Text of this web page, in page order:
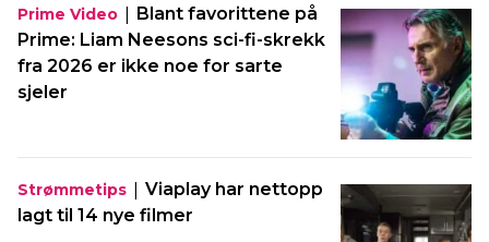
Prime Video | Blant favorittene på
Prime: Liam Neesons sci-fi-skrekk
fra 2026 er ikke noe for sarte
sjeler
Strømmetips | Viaplay har nettopp
lagt til 14 nye filmer